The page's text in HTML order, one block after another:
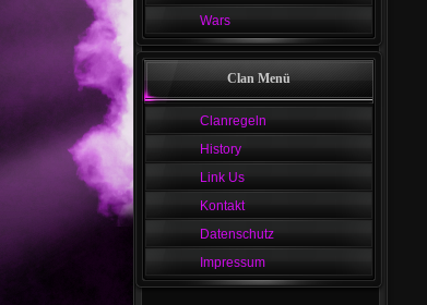
Wars
Clan Menü
Clanregeln
History
Link Us
Kontakt
Datenschutz
Impressum